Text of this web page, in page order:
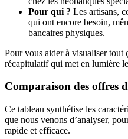
Pour qui ? Les artisans,
qui ont encore besoin,
bancaires physiques.
Pour vous aider à visualiser tout
récapitulatif qui met en lumière
Comparaison des offres
Ce tableau synthétise les
que nous venons d’analyser,
rapide et efficace.